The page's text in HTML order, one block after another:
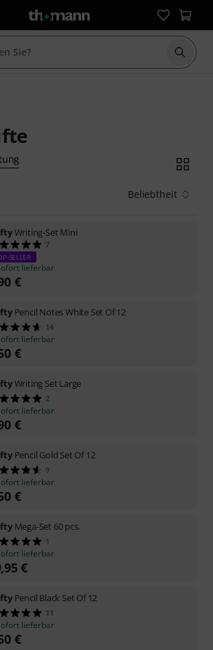
Suche
Beliebtheit
Writing-Set Mini
7
SELLER
lieferbar
€
Pencil Notes White Set Of 12
14
lieferbar
€
Writing Set Large
2
lieferbar
€
Pencil Gold Set Of 12
9
lieferbar
€
Mega-Set 60 pcs.
1
lieferbar
€
Pencil Black Set Of 12
11
lieferbar
€